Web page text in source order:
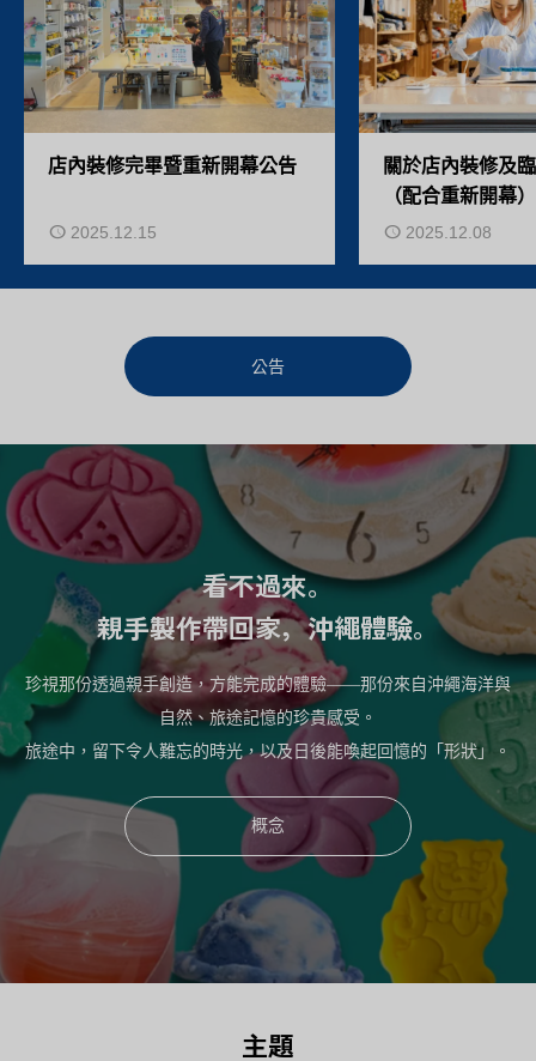
店內裝修完畢暨重新開幕公告
2025.12.15
關於店內裝修及
（配合重新開幕）
2025.12.08
公告
看不過來。
親手製作帶回家，沖繩體驗。
珍視那份透過親手創造，方能完成的體驗——那份來自沖繩海洋與
自然、旅途記憶的珍貴感受。
旅途中，留下令人難忘的時光，以及日後能喚起回憶的「形狀」。
概念
主題